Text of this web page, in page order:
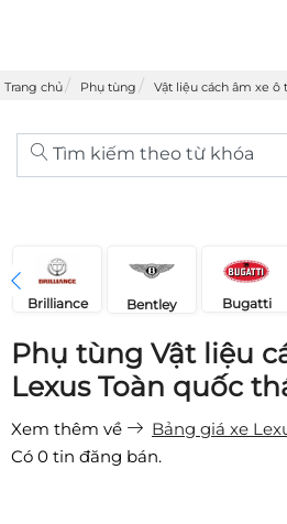
Trang chủ Phụ tùng Vật liệu cách âm xe ô
Tìm kiếm theo từ khóa
Brilliance Bentley Bugatti
Phụ tùng Vật liệu
Lexus Toàn quốc
Xem thêm về
Bảng giá xe
Có 0 tin đăng bán.